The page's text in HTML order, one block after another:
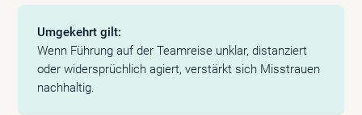
Umgekehrt gilt:
Wenn Führung auf der Teamreise unklar, distanziert
oder widersprüchlich agiert, verstärkt sich Misstrauen
nachhaltig.